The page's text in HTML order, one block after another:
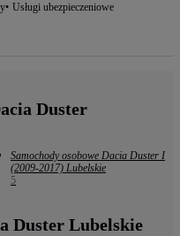
Usługi ubezpieczeniowe
Duster
Samochody osobowe Dacia Duster I
(2009-2017) Lubelskie
5
Duster Lubelskie